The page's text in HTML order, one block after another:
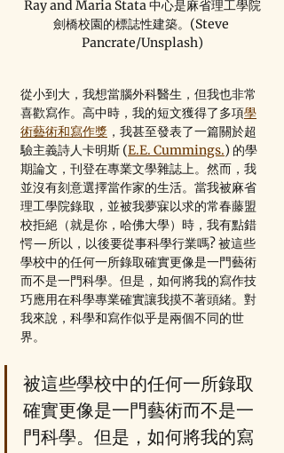
Ray and Maria Stata 中心是麻省理工學院
劍橋校園的標誌性建築。(Steve
Pancrate/Unsplash)
從小到大，我想當腦外科醫生，但我也非常
喜歡寫作。高中時，我的短文獲得了多項學
術藝術和寫作獎 ，我甚至發表了一篇關於超
驗主義詩人卡明斯 (E.E. Cummings.) 的學
期論文，刊登在專業文學雜誌上。然而，我
並沒有刻意選擇當作家的生活。當我被麻省
理工學院錄取，並被我夢寐以求的常春藤盟
校拒絕（就是你，哈佛大學）時，我有點錯
愕—所以，以後要從事科學行業嗎? 被這些
學校中的任何一所錄取確實更像是一門藝術
而不是一門科學。但是，如何將我的寫作技
巧應用在科學專業確實讓我摸不著頭緒。對
我來說，科學和寫作似乎是兩個不同的世
界。
被這些學校中的任何一所錄取
確實更像是一門藝術而不是一
門科學。但是，如何將我的寫